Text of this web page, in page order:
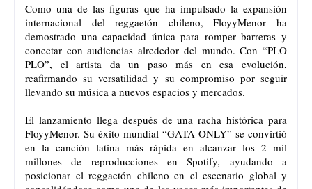
Como una de las figuras que ha impulsado la expansión
internacional del reggaetón chileno, FloyyMenor ha
demostrado una capacidad única para romper barreras y
conectar con audiencias alrededor del mundo. Con “PLO
PLO”, el artista da un paso más en esa evolución,
reafirmando su versatilidad y su compromiso por seguir
llevando su música a nuevos espacios y mercados.
El lanzamiento llega después de una racha histórica para
FloyyMenor. Su éxito mundial “GATA ONLY” se convirtió
en la canción latina más rápida en alcanzar los 2 mil
millones de reproducciones en Spotify, ayudando a
posicionar el reggaetón chileno en el escenario global y